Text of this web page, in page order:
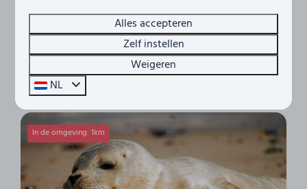
Meer
Omgeving
In de omgeving: 1km
Alles accepteren
Zelf instellen
Weigeren
NL